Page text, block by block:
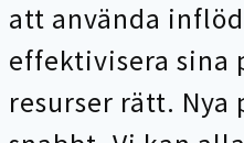
att använda
effektivisera sina
resurser rätt.